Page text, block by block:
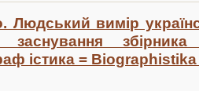
вимір
істика =